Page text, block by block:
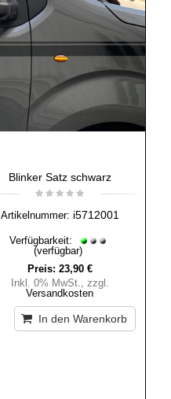
Blinker Satz schwarz
Artikelnummer: i5712001
Verfügbarkeit:
(verfügbar)
Preis: 23,90 €
Inkl. 0% MwSt.
zzgl.
Versandkosten
In den Warenkorb